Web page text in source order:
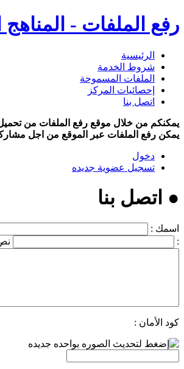
رفع الملفات - المناهج
الرئيسية
شروط الخدمة
الملفات المسموحة
إحصائيات المركز
اتصل بنا
يمكنكم من خلال موقع رفع الملفات من
يمكن رفع الملفات عبر الموقع من اجل
دخول
تسجيل عضوية جديده
● اتصل بنا
اسمك :
:
كود الأمان :